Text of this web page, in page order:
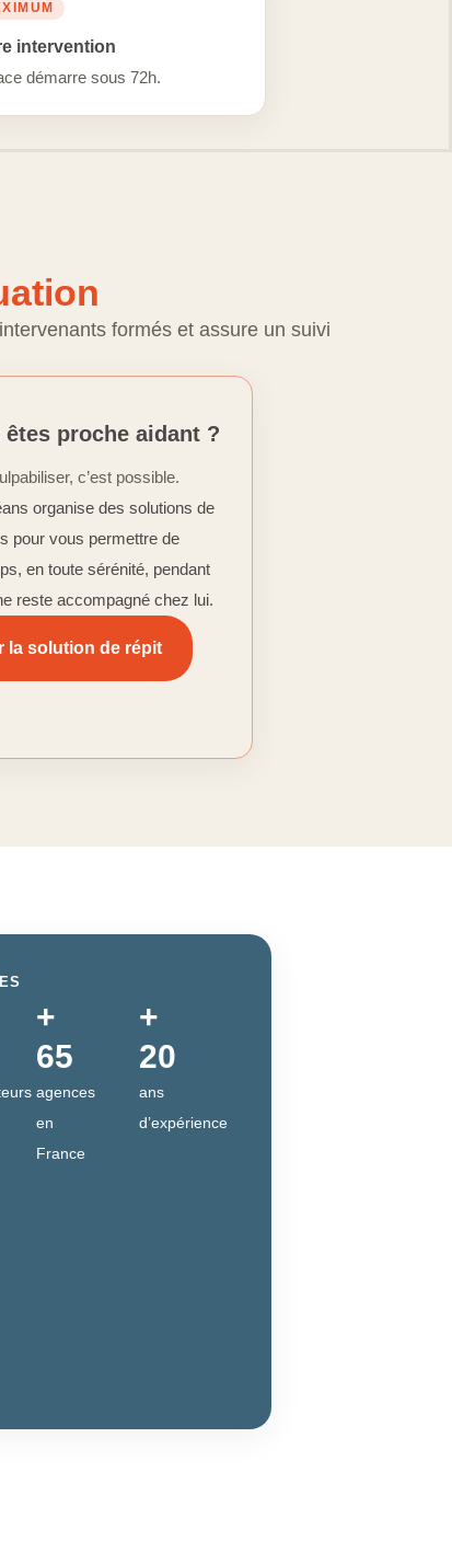
intervention
démarre sous 72h.
formés et assure un suivi
êtes proche aidant ?
c’est possible.
organise des solutions de
pour vous permettre de
en toute sérénité, pendant
reste accompagné chez lui.
la solution de répit
+
65
agences
en
France
+
20
ans
d’expérience